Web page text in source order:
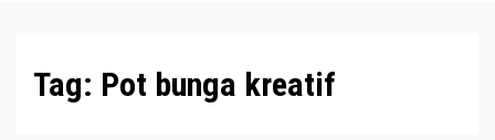
Tag: Pot bunga kreatif